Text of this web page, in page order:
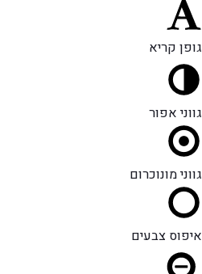
גופן קריא
גווני אפור
גווני מונוכרום
איפוס צבעים